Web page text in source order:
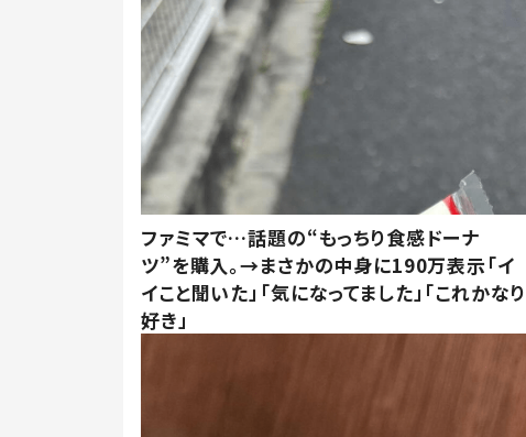
ファミマで…話題の“もっちり食感ドーナ
ツ”を購入。→まさかの中身に190万表示「イ
イこと聞いた」「気になってました」「これかなり
好き」